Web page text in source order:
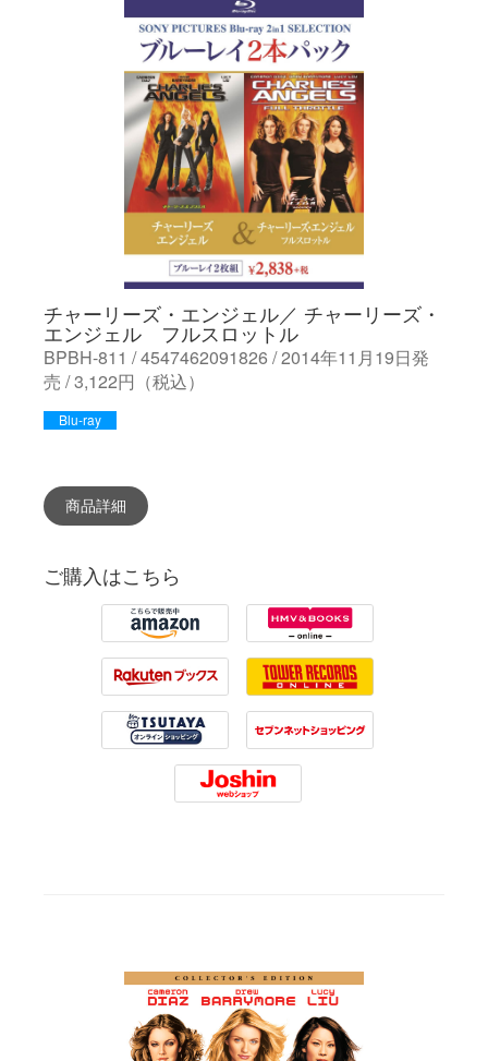
チャーリーズ・エンジェル／ チャーリーズ・
エンジェル フルスロットル
BPBH-811 / 4547462091826 / 2014年11月19日発
売 / 3,122円（税込）
Blu-ray
商品詳細
ご購入はこちら
Amazon HMV
Rakuten Tower Records
Tsutaya 7net
Joshin